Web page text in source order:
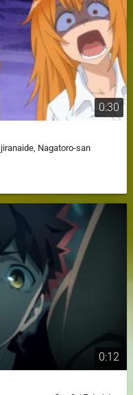
0:30
Nagatoro-san
0:12